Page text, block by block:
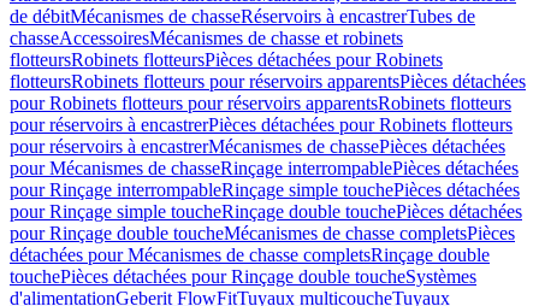
de débitMécanismes de chasseRéservoirs à encastrerTubes de
chasseAccessoiresMécanismes de chasse et robinets
flotteursRobinets flotteursPièces détachées pour Robinets
flotteursRobinets flotteurs pour réservoirs apparentsPièces détachées
pour Robinets flotteurs pour réservoirs apparentsRobinets flotteurs
pour réservoirs à encastrerPièces détachées pour Robinets flotteurs
pour réservoirs à encastrerMécanismes de chassePièces détachées
pour Mécanismes de chasseRinçage interrompablePièces détachées
pour Rinçage interrompableRinçage simple touchePièces détachées
pour Rinçage simple toucheRinçage double touchePièces détachées
pour Rinçage double toucheMécanismes de chasse completsPièces
détachées pour Mécanismes de chasse completsRinçage double
touchePièces détachées pour Rinçage double toucheSystèmes
d'alimentationGeberit FlowFitTuyaux multicoucheTuyaux